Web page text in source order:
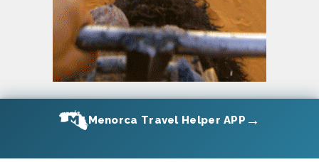
Menorca Travel Helper APP →